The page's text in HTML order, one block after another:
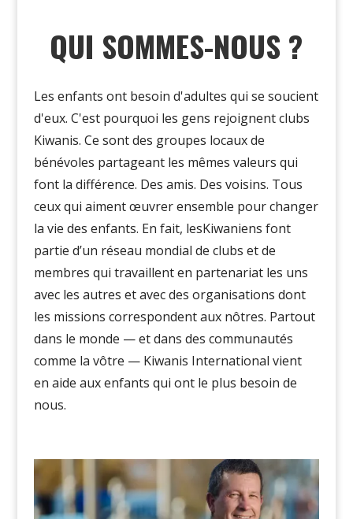
QUI SOMMES-NOUS ?
Les enfants ont besoin d'adultes qui se soucient
d'eux. C'estpourquoi les gens rejoignent clubs
Kiwanis. Ce sont des groupes locaux de
bénévoles partageant les mêmes valeurs qui
font la différence. Des amis. Des voisins. Tous
ceux qui aiment œuvrer ensemble pour changer
la vie des enfants. En fait, lesKiwaniens font
partie d’un réseau mondial de clubs et de
membres qui travaillent en partenariat les uns
avec les autres et avec des organisations dont
les missions correspondent aux nôtres. Partout
dans le monde — et dans des communautés
comme la vôtre — Kiwanis International vient
en aide aux enfants qui ont le plus besoin de
nous.